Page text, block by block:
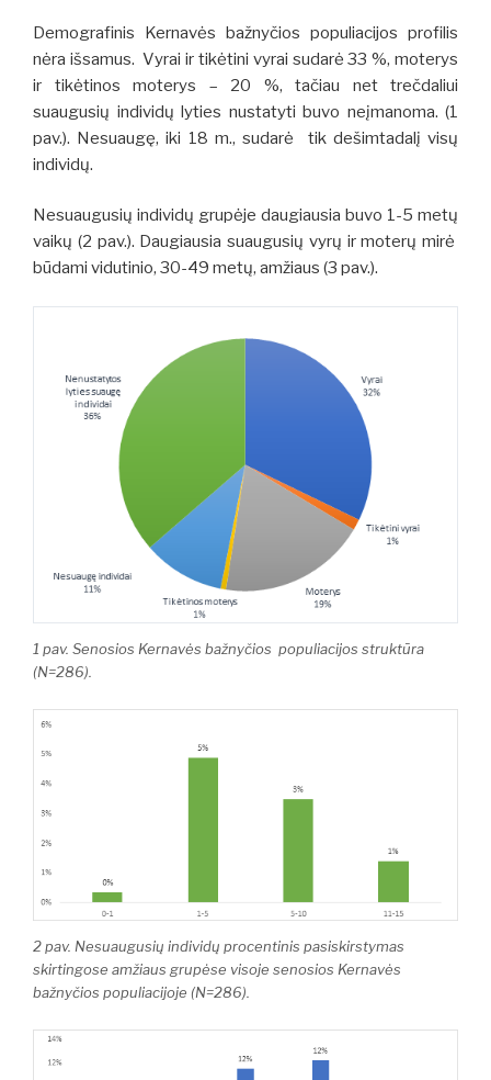
Demografinis Kernavės bažnyčios populiacijos profilis
nėra išsamus. Vyrai ir tikėtini vyrai sudarė 33 %, moterys
ir tikėtinos moterys – 20 %, tačiau net trečdaliui
suaugusių individų lyties nustatyti buvo neįmanoma. (1
pav.). Nesuaugę, iki 18 m., sudarė tik dešimtadalį visų
individų.
Nesuaugusių individų grupėje daugiausia buvo 1-5 metų
vaikų (2 pav.). Daugiausia suaugusių vyrų ir moterų mirė
būdami vidutinio, 30-49 metų, amžiaus (3 pav.).
1 pav. Senosios Kernavės bažnyčios populiacijos struktūra
(N=286).
2 pav. Nesuaugusių individų procentinis pasiskirstymas
skirtingose amžiaus grupėse visoje senosios Kernavės
bažnyčios populiacijoje (N=286).